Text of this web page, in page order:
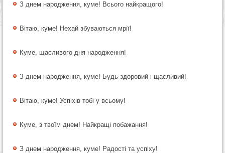
З днем народження, куме! Всього найкращого!
Вітаю, куме! Нехай збуваються мрії!
Куме, щасливого дня народження!
З днем народження, куме! Будь здоровий і щасливий!
Вітаю, куме! Успіхів тобі у всьому!
Куме, з твоїм днем! Найкращі побажання!
З днем народження, куме! Радості та успіху!